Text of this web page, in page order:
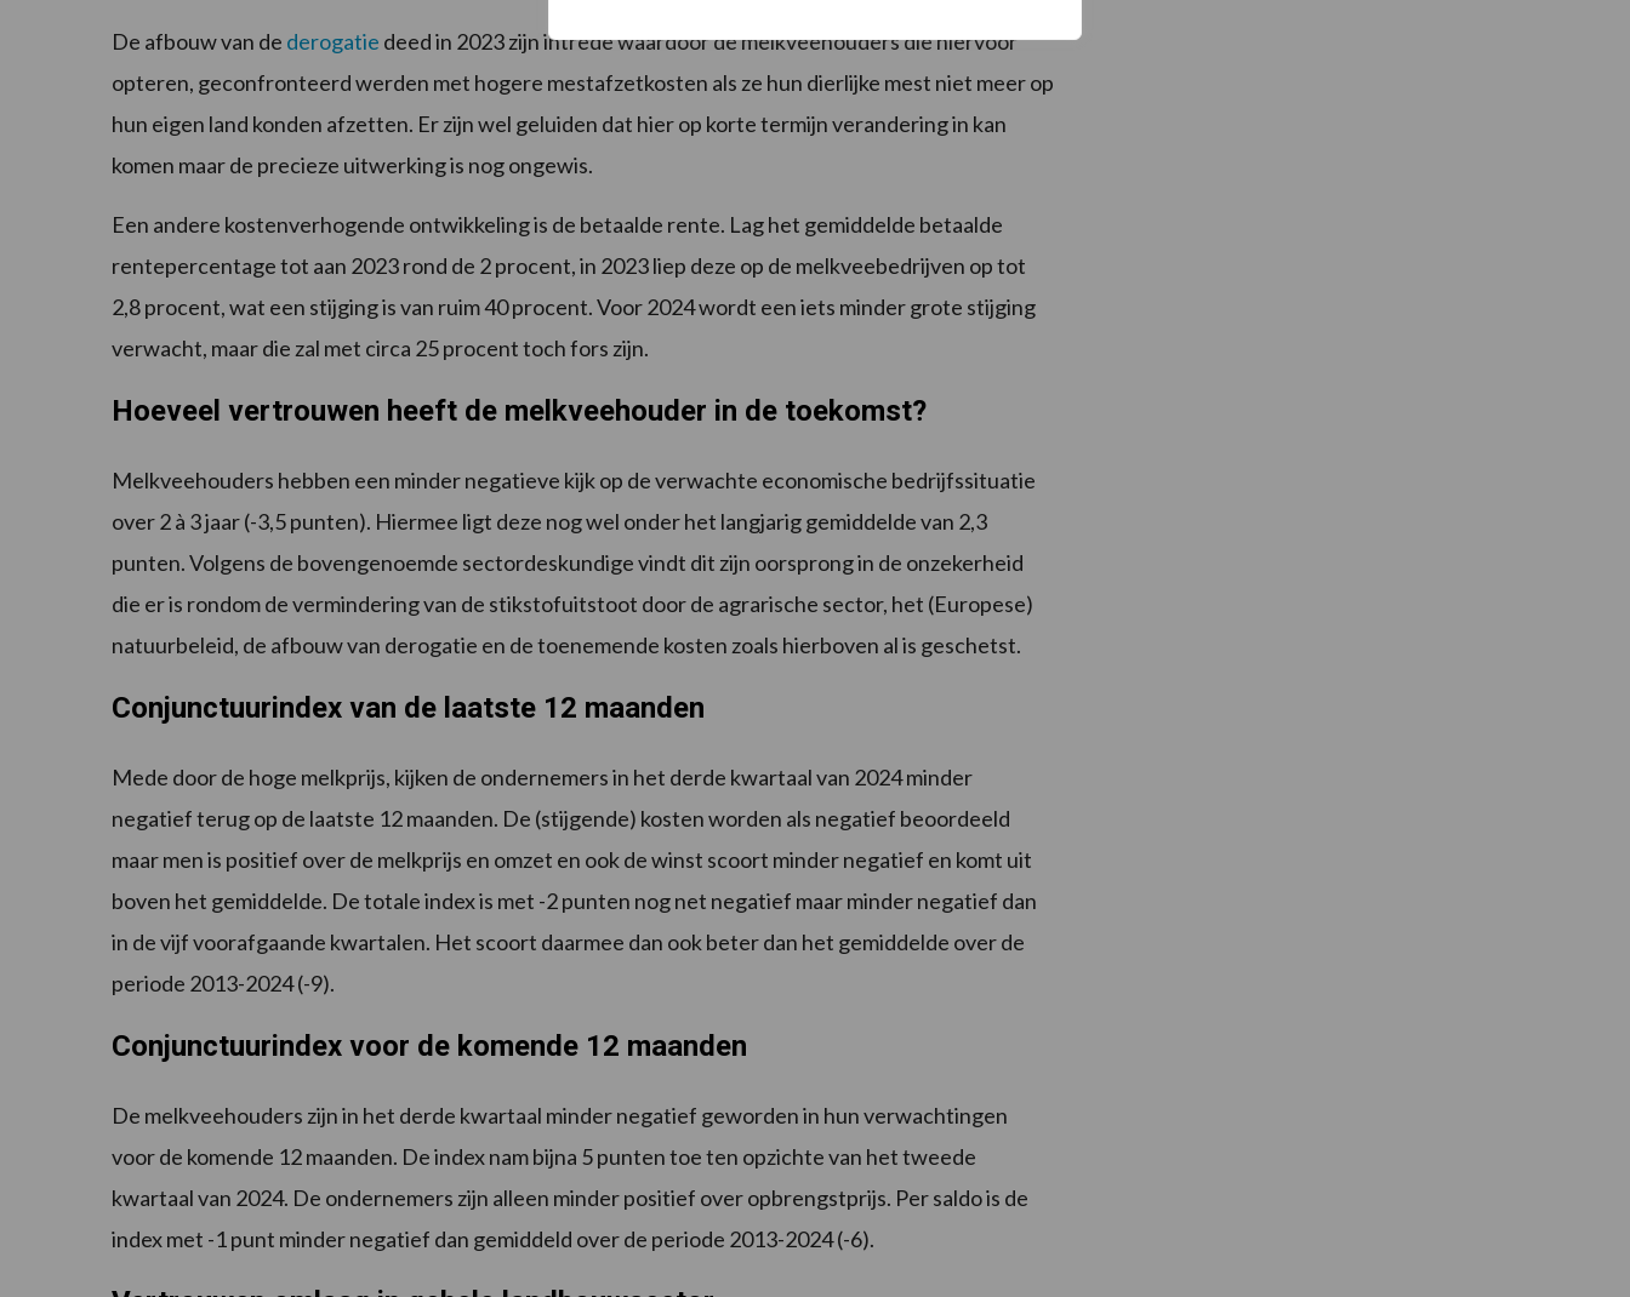
De afbouw van de derogatie deed in 2023 zijn intrede waardoor de melkveehouders die hiervoor
opteren, geconfronteerd werden met hogere mestafzetkosten als ze hun dierlijke mest niet meer op
hun eigen land konden afzetten. Er zijn wel geluiden dat hier op korte termijn verandering in kan
komen maar de precieze uitwerking is nog ongewis.
Een andere kostenverhogende ontwikkeling is de betaalde rente. Lag het gemiddelde betaalde
rentepercentage tot aan 2023 rond de 2 procent, in 2023 liep deze op de melkveebedrijven op tot
2,8 procent, wat een stijging is van ruim 40 procent. Voor 2024 wordt een iets minder grote stijging
verwacht, maar die zal met circa 25 procent toch fors zijn.
Hoeveel vertrouwen heeft de melkveehouder in de toekomst?
Melkveehouders hebben een minder negatieve kijk op de verwachte economische bedrijfssituatie
over 2 à 3 jaar (-3,5 punten). Hiermee ligt deze nog wel onder het langjarig gemiddelde van 2,3
punten. Volgens de bovengenoemde sectordeskundige vindt dit zijn oorsprong in de onzekerheid
die er is rondom de vermindering van de stikstofuitstoot door de agrarische sector, het (Europese)
natuurbeleid, de afbouw van derogatie en de toenemende kosten zoals hierboven al is geschetst.
Conjunctuurindex van de laatste 12 maanden
Mede door de hoge melkprijs, kijken de ondernemers in het derde kwartaal van 2024 minder
negatief terug op de laatste 12 maanden. De (stijgende) kosten worden als negatief beoordeeld
maar men is positief over de melkprijs en omzet en ook de winst scoort minder negatief en komt uit
boven het gemiddelde. De totale index is met -2 punten nog net negatief maar minder negatief dan
in de vijf voorafgaande kwartalen. Het scoort daarmee dan ook beter dan het gemiddelde over de
periode 2013-2024 (-9).
Conjunctuurindex voor de komende 12 maanden
De melkveehouders zijn in het derde kwartaal minder negatief geworden in hun verwachtingen
voor de komende 12 maanden. De index nam bijna 5 punten toe ten opzichte van het tweede
kwartaal van 2024. De ondernemers zijn alleen minder positief over opbrengstprijs. Per saldo is de
index met -1 punt minder negatief dan gemiddeld over de periode 2013-2024 (-6).